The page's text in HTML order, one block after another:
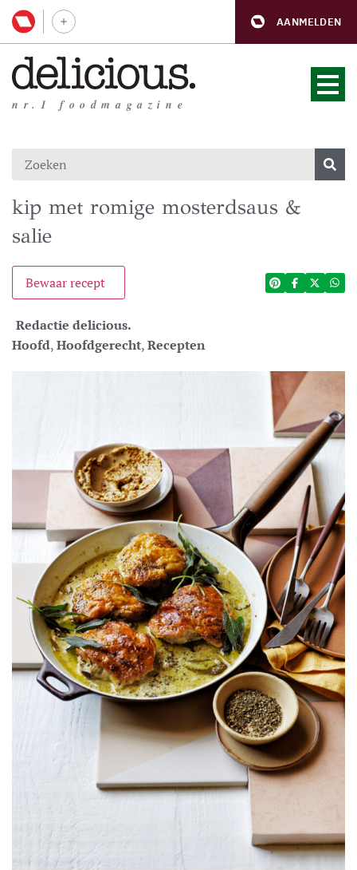
AANMELDEN
nr.1 foodmagazine
kip met romige mosterdsaus &
salie
Bewaar recept
Redactie delicious.
Hoofd,Hoofdgerecht,Recepten